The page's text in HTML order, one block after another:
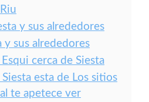
y sus alrededores
y sus alrededores
cerca de Siesta
esta de Los sitios
te apetece ver